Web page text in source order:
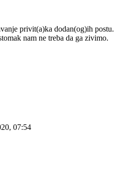
privit(a)ka dodan(og)ih postu.
nam ne treba da ga zivimo.
07:54